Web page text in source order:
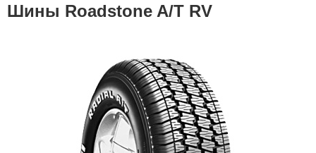
Шины Roadstone A/T RV